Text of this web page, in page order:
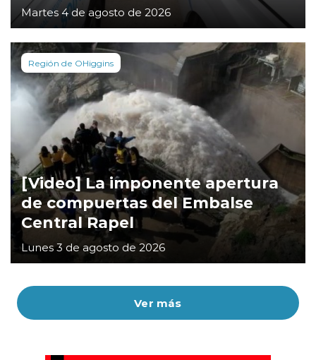
Ver más
Martes 4 de agosto de 2026
Región de OHiggins
[Video] La imponente apertura
de compuertas del Embalse
Central Rapel
Lunes 3 de agosto de 2026